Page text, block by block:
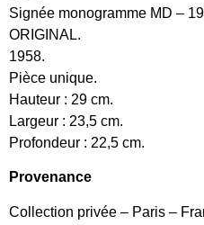
Signée monogramme MD –
ORIGINAL.
1958.
Pièce unique.
Hauteur : 29 cm.
Largeur : 23,5 cm.
Profondeur : 22,5 cm.
Provenance
Collection privée – Paris –